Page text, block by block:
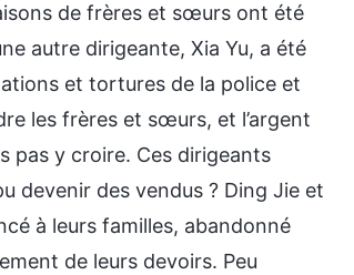
de frères et sœurs ont été
autre dirigeante, Xia Yu, a été
et tortures de la police et
les frères et sœurs, et l’argent
pas y croire. Ces dirigeants
devenir des vendus ? Ding Jie et
à leurs familles, abandonné
de leurs devoirs. Peu